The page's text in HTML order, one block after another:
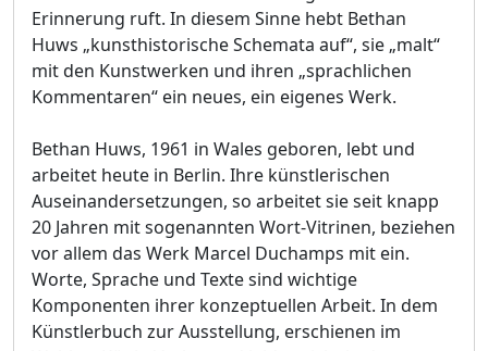
Erinnerung ruft. In diesem Sinne hebt Bethan
Huws „kunsthistorische Schemata auf“, sie „malt“
mit den Kunstwerken und ihren „sprachlichen
Kommentaren“ ein neues, ein eigenes Werk.
Bethan Huws, 1961 in Wales geboren, lebt und
arbeitet heute in Berlin. Ihre künstlerischen
Auseinandersetzungen, so arbeitet sie seit knapp
20 Jahren mit sogenannten Wort-Vitrinen, beziehen
vor allem das Werk Marcel Duchamps mit ein.
Worte, Sprache und Texte sind wichtige
Komponenten ihrer konzeptuellen Arbeit. In dem
Künstlerbuch zur Ausstellung, erschienen im